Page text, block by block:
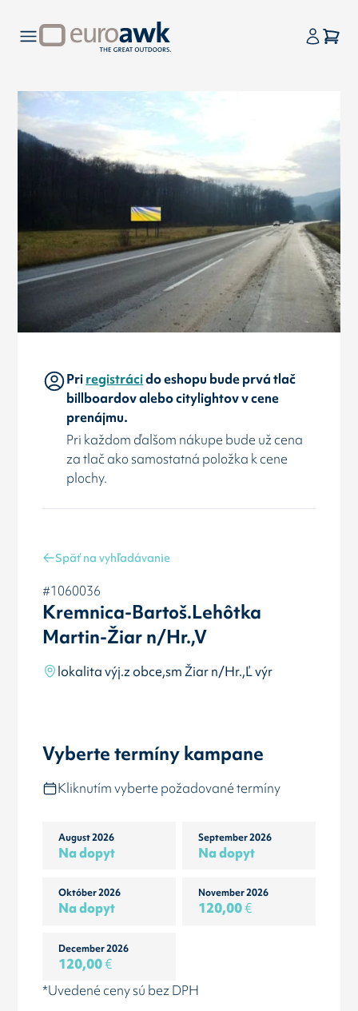
Priregistrácido eshopu bude prvá tlač
billboardov alebo citylightov v cene
prenájmu.
Pri každom ďalšom nákupe bude už cena
za tlač ako samostatná položka k cene
plochy.
Späť na vyhľadávanie
#1060036
Kremnica-Bartoš.Lehôtka
Martin-Žiar n/Hr.,V
lokalita výj.z obce,sm Žiar n/Hr.,Ľ výr
Vyberte termíny kampane
Kliknutím vyberte požadované termíny
August 2026
Na dopyt
September 2026
Na dopyt
Október 2026
Na dopyt
November 2026
120,00€
December 2026
120,00€
*Uvedené ceny sú bez DPH